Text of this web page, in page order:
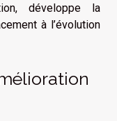
développe la
à l’évolution